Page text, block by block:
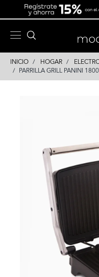
INICIO HOGAR
PARRILLA GRILL PANINI